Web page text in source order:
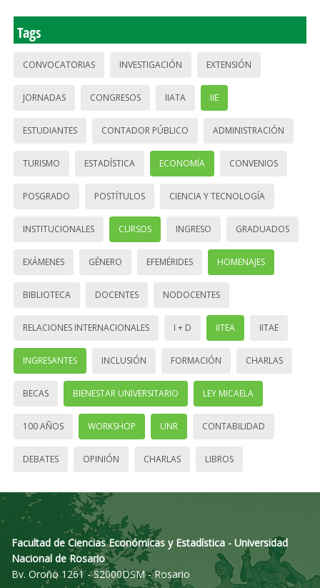
Tags
CONVOCATORIAS INVESTIGACIÓN EXTENSIÓN
JORNADAS CONGRESOS IIATA IIE
ESTUDIANTES CONTADOR PÚBLICO ADMINISTRACIÓN
TURISMO ESTADÍSTICA ECONOMÍA CONVENIOS
POSGRADO POSTÍTULOS CIENCIA Y TECNOLOGÍA
INSTITUCIONALES CURSOS INGRESO GRADUADOS
EXÁMENES GÉNERO EFEMÉRIDES HOMENAJES
BIBLIOTECA DOCENTES NODOCENTES
RELACIONES INTERNACIONALES I + D IITEA IITAE
INGRESANTES INCLUSIÓN FORMACIÓN CHARLAS
BECAS BIENESTAR UNIVERSITARIO LEY MICAELA
100 AÑOS WORKSHOP UNR CONTABILIDAD
DEBATES OPINIÓN CHARLAS LIBROS
Facultad de Ciencias Económicas y Estadística - Universidad
Nacional de Rosario
Bv. Oroño 1261 - S2000DSM - Rosario